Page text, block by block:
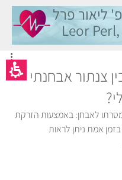
ליאור פרל
Leor
צנתור אבחנתי
לאבחן: באמצעות הזרקת
בזמן אמת ניתן לראות